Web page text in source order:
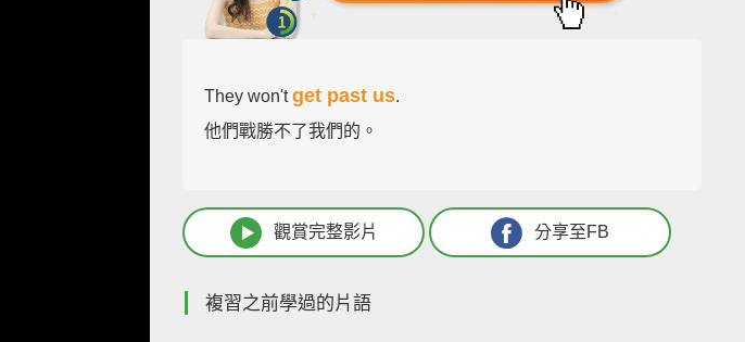
They won'tget past us.
他們戰勝不了我們的。
觀賞完整影片 分享至FB
複習之前學過的片語